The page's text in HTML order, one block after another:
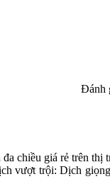
Đánh
chiều giá rẻ trên
vượt trội: Dịch